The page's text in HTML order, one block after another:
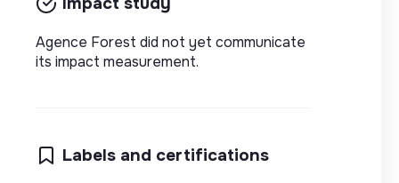
Agence Forest did not yet communicate
its impact measurement.
Labels and certifications